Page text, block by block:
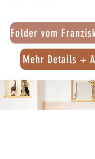
Folder vom
Mehr Details +